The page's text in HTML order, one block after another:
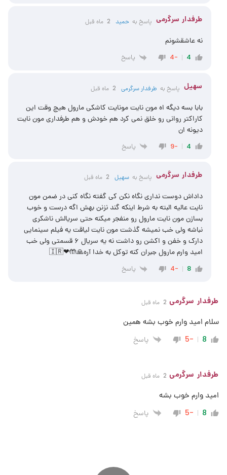
طرفدار سرگرمی پاسخ به حمید 2 ماه قبل
نه عاشقشونم
4
-4 پاسخ
سهیل پاسخ به طرفدار سرگرمی 2 ماه قبل
بابا بسه دیگه اه مون نایت مونایت کاشکی مارول هیچ وقت این
کاراکتر روانی رو خلق نمی کرد هم خودش و هم طرفداری مون نایت
دیونه ان
4
-9 پاسخ
طرفدار سرگرمی پاسخ بهسهیل 2 ماه قبل
داداش دوست نداری نگاه نکن کی گفته نگاه کنی در ضمن مون
نایت عالیه البته به شرط اینکه گند نزنن بهش اگه درست و خوب
بسازن مون نایت مارول رو منفجر میکنه حتی سریالش ناشکری
نباشه ولی خب نمیشه گذشت مون نایت لیاقت یه فیلم سینمایی
دارک و خفن و اکشن رو داشت نه یه سریال ۶ قسمتی ولی خب
امید وارم مارول جبران کنه توکل به خدا آره🙏🤲❤🇮🇷
8
-4 پاسخ
طرفدار سرگرمی 2 ماه قبل
سلام امید وارم خوب بشه همین
8
-5 پاسخ
طرفدار سرگرمی 2 ماه قبل
امید وارم خوب بشه
8
-5 پاسخ